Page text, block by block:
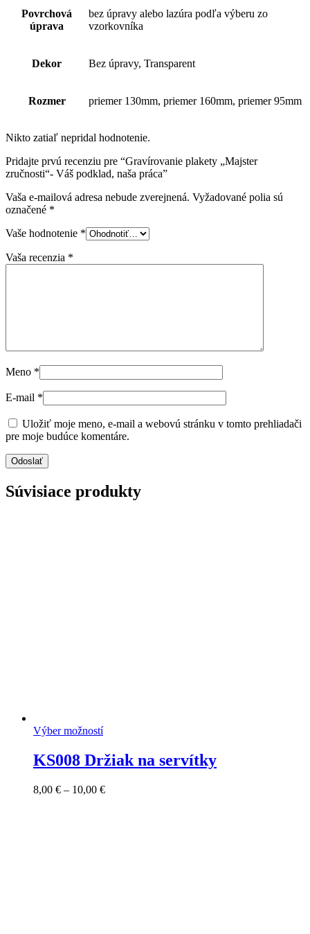
Povrchová
úprava
bez úpravy alebo lazúra podľa výberu zo
vzorkovníka
Dekor Bez úpravy, Transparent
Rozmer priemer 130mm, priemer 160mm, priemer 95mm
Nikto zatiaľ nepridal hodnotenie.
Pridajte prvú recenziu pre “Gravírovanie plakety „Majster
zručnosti“- Váš podklad, naša práca”
Vaša e-mailová adresa nebude zverejnená. Vyžadované polia sú
označené *
Vaše hodnotenie *
Vaša recenzia *
Meno *
E-mail *
Uložiť moje meno, e-mail a webovú stránku v tomto prehliadači
pre moje budúce komentáre.
Súvisiace produkty
Výber možností
KS008 Držiak na servítky
8,00 € – 10,00 €Price